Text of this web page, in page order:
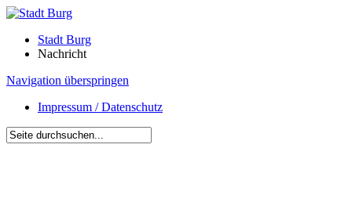
Stadt Burg
Nachricht
Navigation überspringen
Impressum / Datenschutz